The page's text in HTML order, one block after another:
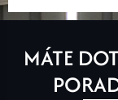
MÁTE